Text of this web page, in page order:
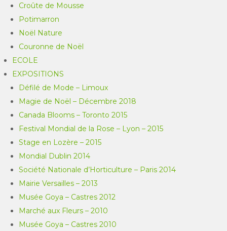
Croûte de Mousse
Potimarron
Noël Nature
Couronne de Noël
ECOLE
EXPOSITIONS
Défilé de Mode – Limoux
Magie de Noël – Décembre 2018
Canada Blooms – Toronto 2015
Festival Mondial de la Rose – Lyon – 2015
Stage en Lozère – 2015
Mondial Dublin 2014
Société Nationale d’Horticulture – Paris 2014
Mairie Versailles – 2013
Musée Goya – Castres 2012
Marché aux Fleurs – 2010
Musée Goya – Castres 2010